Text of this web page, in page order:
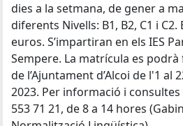
dies a la setmana, de gener a
diferents Nivells: B1, B2, C1 i C2.
euros. S’impartiran en els IES
Sempere. La matrícula es podrà
de l’Ajuntament d’Alcoi de l'1 al
2023. Per informació i
553 71 21, de 8 a 14 hores